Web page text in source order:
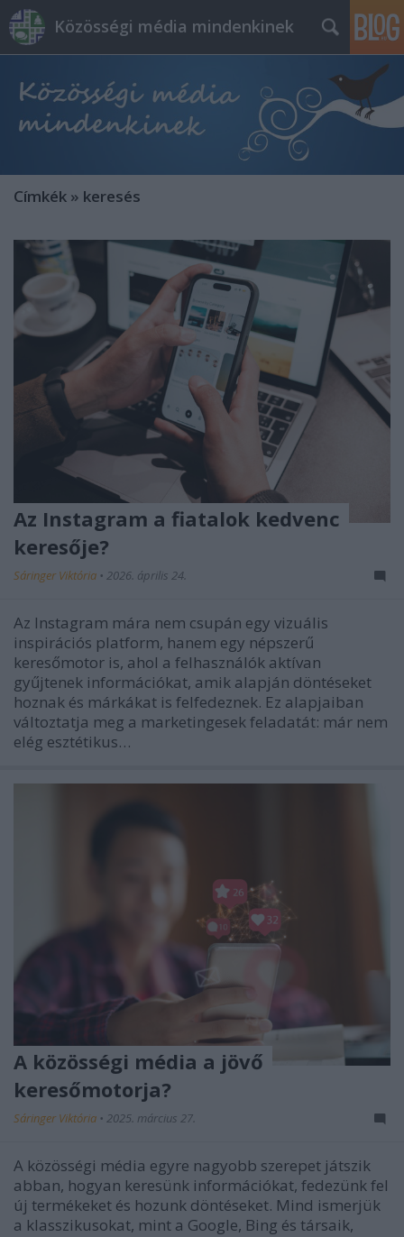
Közösségi média mindenkinek
Címkék » keresés
Az Instagram a fiatalok kedvenc
keresője?
Sáringer Viktória • 2026. április 24.
Az Instagram mára nem csupán egy vizuális
inspirációs platform, hanem egy népszerű
keresőmotor is, ahol a felhasználók aktívan
gyűjtenek információkat, amik alapján döntéseket
hoznak és márkákat is felfedeznek. Ez alapjaiban
változtatja meg a marketingesek feladatát: már nem
elég esztétikus…
A közösségi média a jövő
keresőmotorja?
Sáringer Viktória • 2025. március 27.
A közösségi média egyre nagyobb szerepet játszik
abban, hogyan keresünk információkat, fedezünk fel
új termékeket és hozunk döntéseket. Mind ismerjük
a klasszikusokat, mint a Google, Bing és társaik,